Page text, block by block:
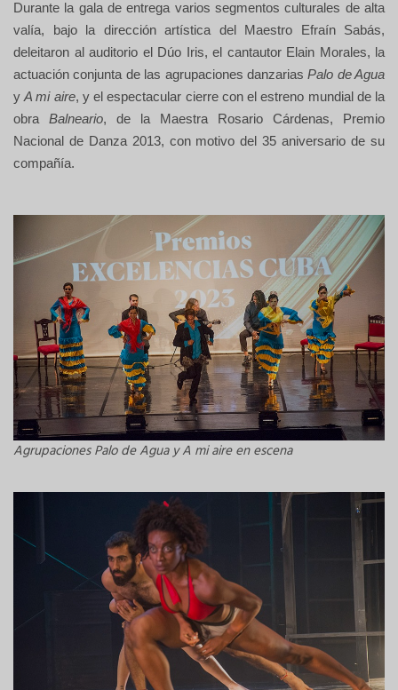
Durante la gala de entrega varios segmentos culturales de alta
valía, bajo la dirección artística del Maestro Efraín Sabás,
deleitaron al auditorio el Dúo Iris, el cantautor Elain Morales, la
actuación conjunta de las agrupaciones danzariasPalo de Agua
yA mi aire, y el espectacular cierre con el estreno mundial de la
obra Balneario, de la Maestra Rosario Cárdenas, Premio
Nacional de Danza 2013, con motivo del 35 aniversario de su
compañía.
Agrupaciones Palo de Agua y A mi aire en escena